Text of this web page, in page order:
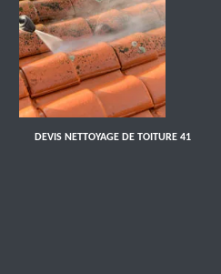
DEVIS NETTOYAGE DE TOITURE 41